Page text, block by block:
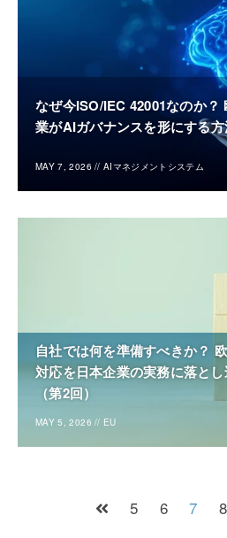
なぜ今ISO/IEC 42001なのか
業がAIガバナンスを形にする
MAY 7, 2026 // AIマネジメントシステム
自社では何を準備すべきか？
対応を日本企業の実務に落と
（第2回）
MAY 5, 2026 // EU
5 6 7 8